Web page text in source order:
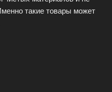
такие товары может